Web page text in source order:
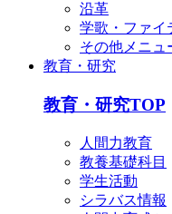
沿革
学歌・ファイ
その他メニュ
教育・研究
教育・研究TOP
人間力教育
教養基礎科目
学生活動
シラバス情報